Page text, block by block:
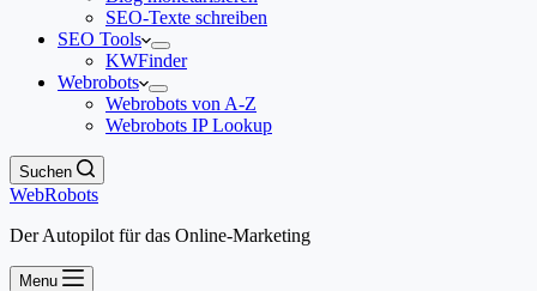
SEO-Texte schreiben
SEO Tools
KWFinder
Webrobots
Webrobots von A-Z
Webrobots IP Lookup
Suchen
WebRobots
Der Autopilot für das Online-Marketing
Menu